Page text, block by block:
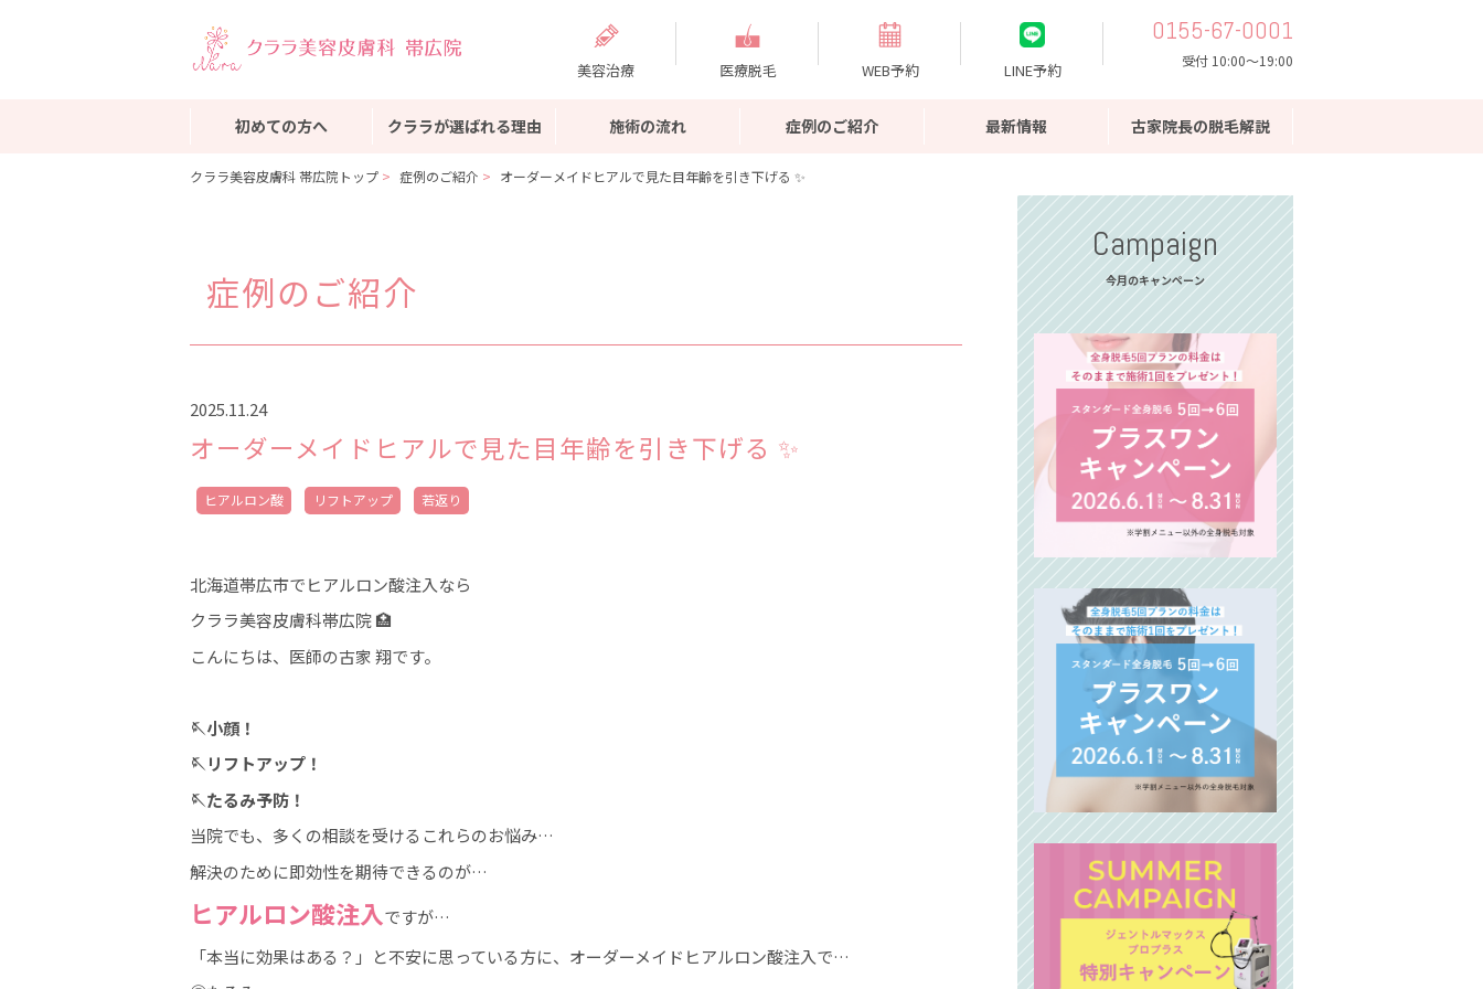
美容治療 医療脱毛 WEB予約 LINE予約
0155-67-0001
受付 10:00〜19:00
初めての方へ クララが選ばれる理由 施術の流れ 症例のご紹介 最新情報 古家院長の脱毛解説
クララ美容皮膚科 帯広院トップ 症例のご紹介 オーダーメイドヒアルで見た目年齢を引き下げる ✨
症例のご紹介
2025.11.24
オーダーメイドヒアルで見た目年齢を引き下げる ✨
ヒアルロン酸 リフトアップ 若返り
北海道帯広市でヒアルロン酸注入なら
クララ美容皮膚科帯広院 🏥
こんにちは、医師の古家 翔です。
🪡小顔！
🪡リフトアップ！
🪡たるみ予防！
当院でも、多くの相談を受けるこれらのお悩み…
解決のために即効性を期待できるのが…
ヒアルロン酸注入ですが…
「本当に効果はある？」と不安に思っている方に、オーダーメイドヒアルロン酸注入で…
Campaign
今月のキャンペーン